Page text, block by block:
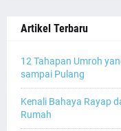
Artikel Terbaru
12 Tahapan Umroh
sampai Pulang
Kenali Bahaya Rayap
Rumah